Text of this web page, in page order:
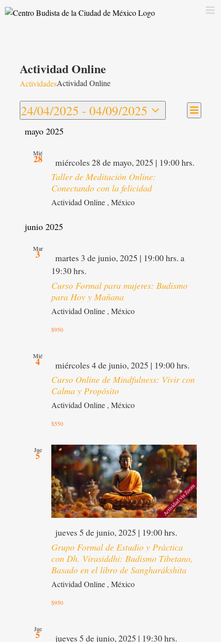
Saltar
Actividad Online
ActividadesActividad Online
de
Lista
24/04/2025 - 04/09/2025
Seleccionar
fecha.
mayo 2025
Mié
28 Destacado
miércoles 28 de mayo, 2025 | 19:00 hrs.
Taller de Meditación Online:
Conectando con la felicidad
Actividad Online , México
junio 2025
Mar
3 Destacado
martes 3 de junio, 2025 | 19:00 hrs. a
19:30 hrs.
Curso Formal para mujeres: Budismo
para Hoy y Mañana
Actividad Online , México
$950
Mié
4 Destacado
miércoles 4 de junio, 2025 | 19:00 hrs.
Curso Online de Mindfulness: Vivir con
Calma y Propósito
Actividad Online , México
$550
Jue
5
Destacado
jueves 5 de junio, 2025 | 19:00 hrs.
Grupo Formal de Estudio y Práctica
con Dh. Virasiddhi: Budismo Tibetano,
Basado en el libro de Sangharákshita
Actividad Online , México
$950
Jue
5 Destacado
jueves 5 de junio, 2025 | 19:30 hrs.